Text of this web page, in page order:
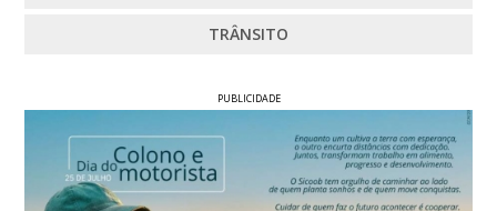
TRÂNSITO
PUBLICIDADE